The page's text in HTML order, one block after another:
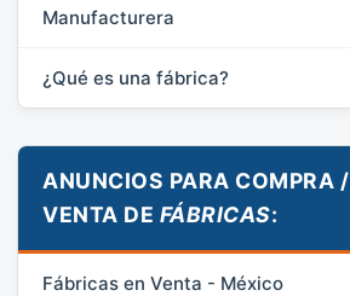
Manufacturera
¿Qué es una fábrica?
ANUNCIOS PARA COMPRA /
VENTA DE FÁBRICAS:
Fábricas en Venta - México